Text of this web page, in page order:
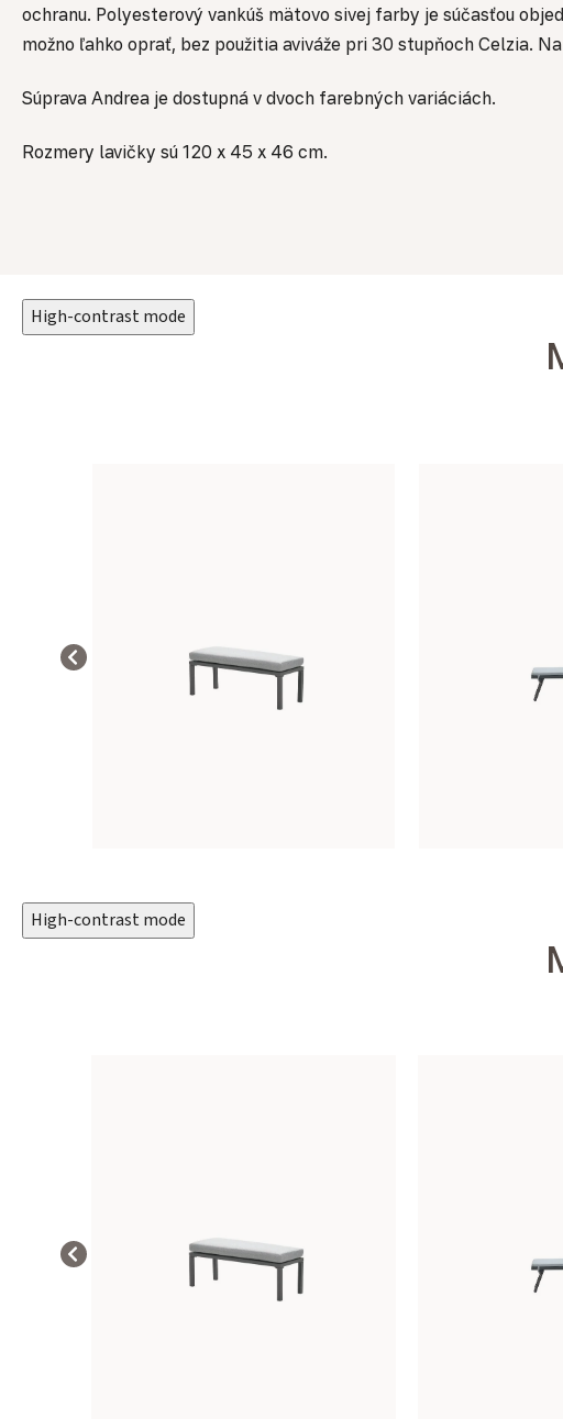
ochranu. Polyesterový vankúš mätovo sivej farby je súčasťou
možno ľahko oprať, bez použitia aviváže pri 30 stupňoch Celzia.
Súprava Andrea je dostupná v dvoch farebných variáciách.
Rozmery lavičky sú 120 x 45 x 46 cm.
High-contrast mode
High-contrast mode